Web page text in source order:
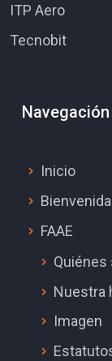
ITP Aero
Tecnobit
Navegación
Inicio
Bienvenida
FAAE
Nuestra
Imagen